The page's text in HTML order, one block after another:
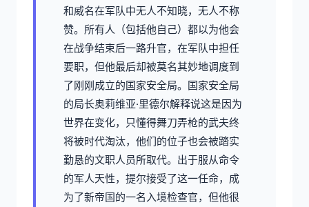
和威名在军队中无人不知晓，无人不称
赞。所有人（包括他自己）都以为他会
在战争结束后一路升官，在军队中担任
要职，但他最后却被莫名其妙地调度到
了刚刚成立的国家安全局。国家安全局
的局长奥莉维亚·里德尔解释说这是因为
世界在变化，只懂得舞刀弄枪的武夫终
将被时代淘汰，他们的位子也会被踏实
勤恳的文职人员所取代。出于服从命令
的军人天性，提尔接受了这一任命，成
为了新帝国的一名入境检查官，但他很